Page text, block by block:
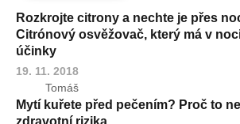
Rozkrojte citrony a nechte je přes
Citrónový osvěžovač, který má v
účinky
19. 11. 2018
Tomáš
Mytí kuřete před pečením? Proč to
zdravotní rizika